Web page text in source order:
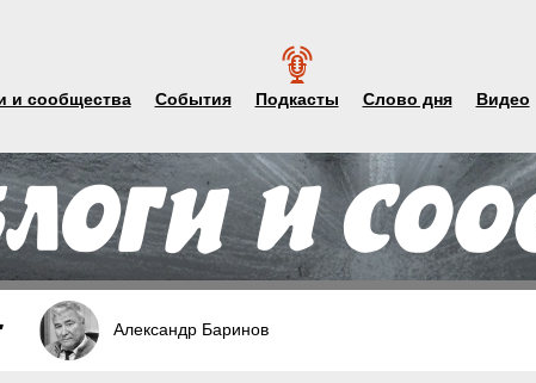
и сообщества События Подкасты Слово дня Видео
Александр Баринов